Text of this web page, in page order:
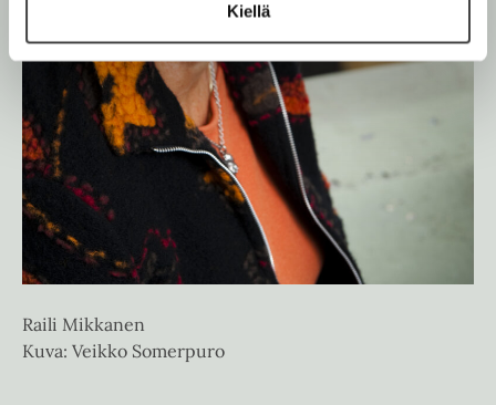
Kiellä
Raili Mikkanen
Kuva: Veikko Somerpuro